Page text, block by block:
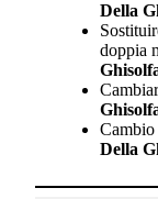
Della
doppia
Cambio
Della